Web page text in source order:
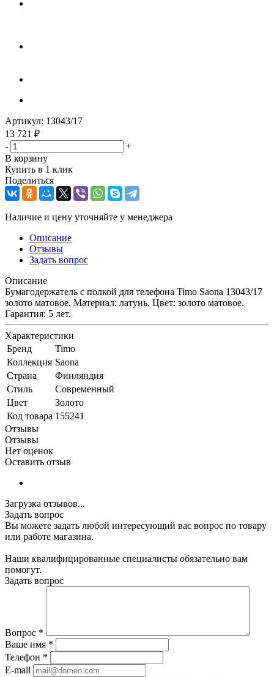
Артикул: 13043/17
13 721 ₽
-
+
В корзину
Купить в 1 клик
Поделиться
Наличие и цену уточняйте у менеджера
Описание
Отзывы
Задать вопрос
Описание
Бумагодержатель с полкой для телефона Timo Saona 13043/17
золото матовое. Материал: латунь. Цвет: золото матовое.
Гарантия: 5 лет.
Характеристики
Бренд
Timo
Коллекция Saona
Страна
Финляндия
Стиль
Современный
Цвет
Золото
Код товара 155241
Отзывы
Отзывы
Нет оценок
Оставить отзыв
Загрузка отзывов...
Задать вопрос
Вы можете задать любой интересующий вас вопрос по товару
или работе магазина.
Наши квалифицированные специалисты обязательно вам
помогут.
Задать вопрос
Вопрос *
Ваше имя *
Телефон *
E-mail